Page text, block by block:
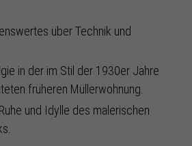
über Technik und
in der im Stil der 1930er Jahre
früheren Müllerwohnung.
und Idylle des malerischen